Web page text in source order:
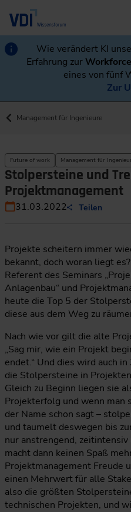
Wie verändert KI
Erfahrung zur
eines von fünf
Zur
Management für Ingenieure
Future of work Management für
Stolpersteine und
Projektmanagement
31.03.2022 Teilen
Projekte scheitern immer
bekannt, doch woran liegt
Referent des Seminars
Anlagenbau“ und
heute die Top 5 der
diese aus dem Weg zu
Nach wie vor gilt die alte
„Sag mir, wie ein Projekt
endet.“ Und dies wird auch
die Stolpersteine in
Gleich zu Beginn liegen sie
Projekterfolg und wenn man
der Name schon sagt –
und taumelt deswegen bis
nur anstrengend,
macht dann keinen Spaß
Projektmanagement Freude
einen Mehrwert für alle
also die größten
technischen Projekten, und